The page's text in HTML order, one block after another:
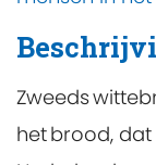
Zweeds
het brood,